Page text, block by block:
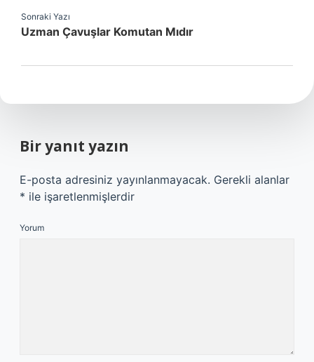
Sonraki Yazı
Uzman Çavuşlar Komutan Mıdır
Bir yanıt yazın
E-posta adresiniz yayınlanmayacak. Gerekli alanlar
* ile işaretlenmişlerdir
Yorum